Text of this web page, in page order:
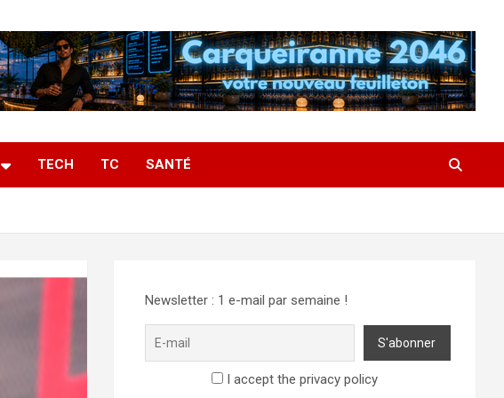
TECH TC SANTÉ
Newsletter : 1 e-mail par semaine !
I accept the privacy policy